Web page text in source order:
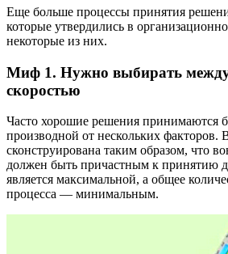
Еще больше процессы принятия
которые утвердились в
некоторые из них.
Миф 1. Нужно выбирать между
скоростью
Часто хорошие решения принимаются
производной от нескольких факторов.
сконструирована таким образом, что
должен быть причастным к принятию
является максимальной, а общее
процесса — минимальным.